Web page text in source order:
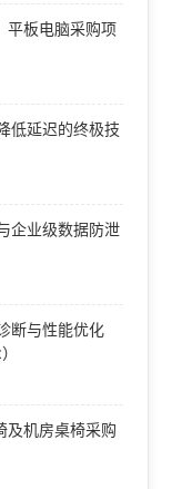
平板电脑采购项
低延迟的终极技
企业级数据防泄
断与性能优化
及机房桌椅采购